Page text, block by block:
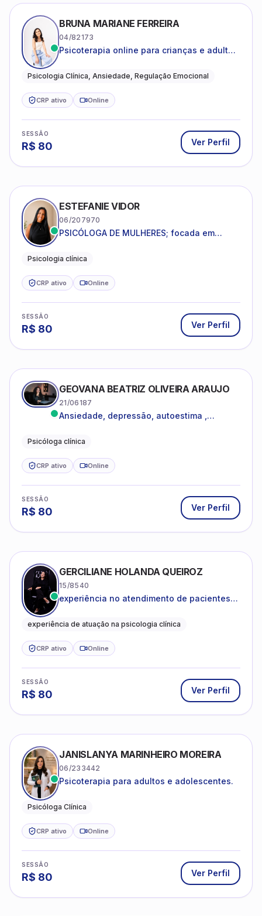
BRUNA MARIANE FERREIRA
04/82173
Psicoterapia online para crianças e adultos
reduzir a ansiedade e construir uma vida
Psicologia Clínica, Ansiedade, Regulação Emocional
CRP ativo Online
SESSÃO
R$ 80 Ver Perfil
ESTEFANIE VIDOR
06/207970
PSICÓLOGA DE MULHERES; focada em
dentro da sua realidade.
Psicologia clínica
CRP ativo Online
SESSÃO
R$ 80 Ver Perfil
GEOVANA BEATRIZ OLIVEIRA ARAUJO
21/06187
Ansiedade, depressão, autoestima ,
Psicóloga clínica
CRP ativo Online
SESSÃO
R$ 80 Ver Perfil
GERCILIANE HOLANDA QUEIROZ
15/8540
experiência no atendimento de pacientes
catastróficos e comportamentos
experiência de atuação na psicologia clínica
CRP ativo Online
SESSÃO
R$ 80 Ver Perfil
JANISLANYA MARINHEIRO MOREIRA
06/233442
Psicoterapia para adultos e adolescentes.
Psicóloga Clínica
CRP ativo Online
SESSÃO
R$ 80 Ver Perfil